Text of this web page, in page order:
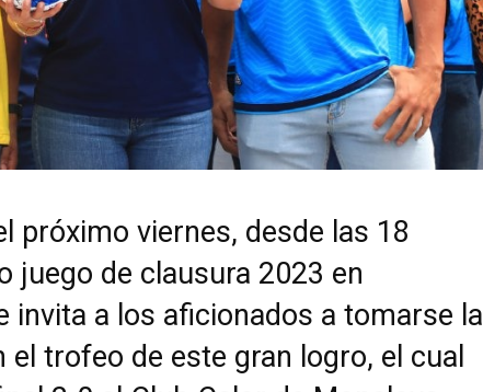
próximo viernes, desde las 18
juego de clausura 2023 en
invita a los aficionados a tomarse la
trofeo de este gran logro, el cual